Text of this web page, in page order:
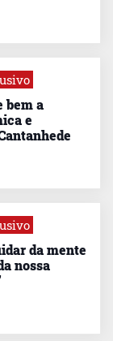
bem a
e
da mente
nossa